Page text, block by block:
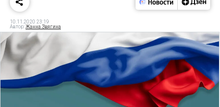
10.11.2020 23:19
Автор:Жанна Звягина